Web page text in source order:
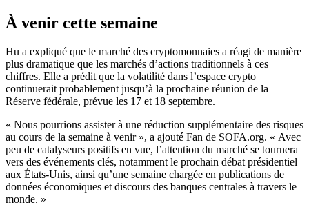
À venir cette semaine
Hu a expliqué que le marché des cryptomonnaies a réagi de manière
plus dramatique que les marchés d’actions traditionnels à ces
chiffres. Elle a prédit que la volatilité dans l’espace crypto
continuerait probablement jusqu’à la prochaine réunion de la
Réserve fédérale, prévue les 17 et 18 septembre.
« Nous pourrions assister à une réduction supplémentaire des risques
au cours de la semaine à venir », a ajouté Fan de SOFA.org. « Avec
peu de catalyseurs positifs en vue, l’attention du marché se tournera
vers des événements clés, notamment le prochain débat présidentiel
aux États-Unis, ainsi qu’une semaine chargée en publications de
données économiques et discours des banques centrales à travers le
monde. »